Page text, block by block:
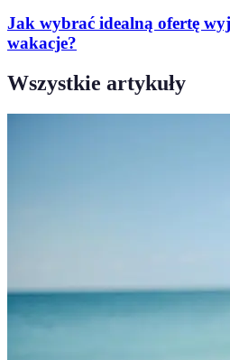
Jak wybrać idealną ofertę
wakacje?
Wszystkie artykuły